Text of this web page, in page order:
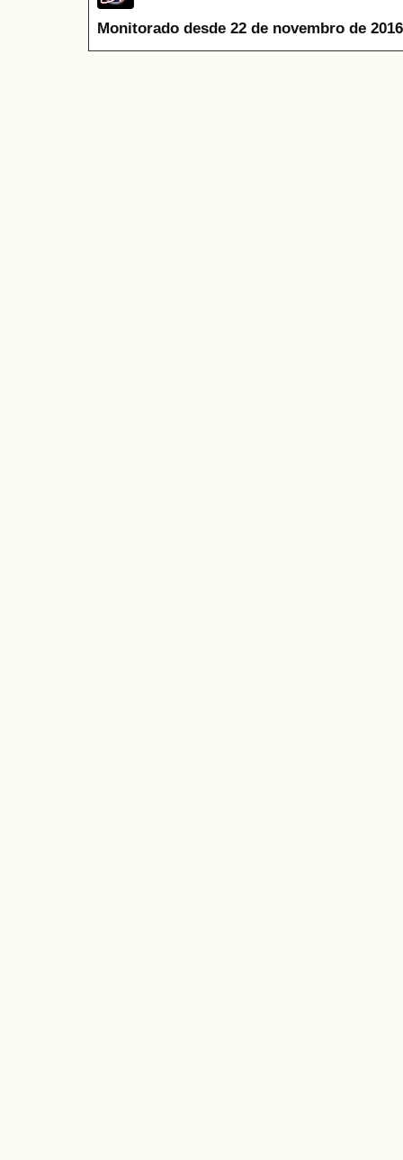
Monitorado desde 22 de novembro de